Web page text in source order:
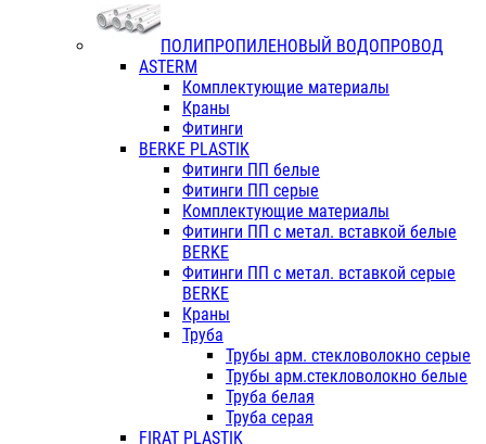
ПОЛИПРОПИЛЕНОВЫЙ ВОДОПРОВОД
ASTERM
Комплектующие материалы
Краны
Фитинги
BERKE PLASTIK
Фитинги ПП белые
Фитинги ПП серые
Комплектующие материалы
Фитинги ПП с метал. вставкой белые
BERKE
Фитинги ПП с метал. вставкой серые
BERKE
Краны
Труба
Трубы арм. стекловолокно серые
Трубы арм.стекловолокно белые
Труба белая
Труба серая
FIRAT PLASTIK